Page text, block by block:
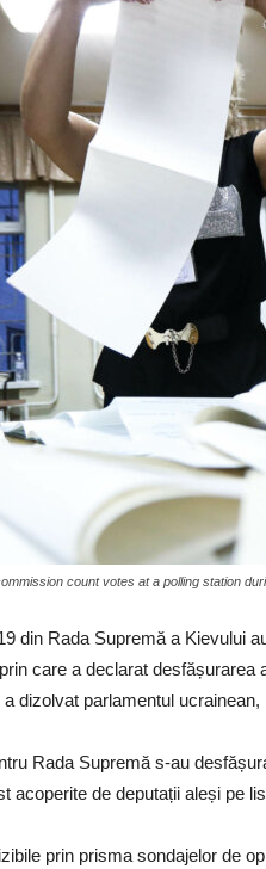
count votes at a polling station
din Rada Supremă a Kievului
care a declarat
dizolvat parlamentul
Rada Supremă s-au
acoperite de deputații aleși pe
prin prisma sondajelor de